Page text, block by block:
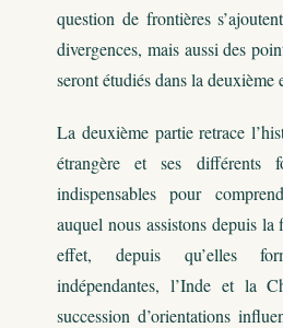
question de frontières
divergences, mais aussi des
seront étudiés dans la deuxième
La deuxième partie retrace
étrangère et ses différents
indispensables pour
auquel nous assistons depuis
effet, depuis qu’elles
indépendantes, l’Inde et la
succession d’orientations